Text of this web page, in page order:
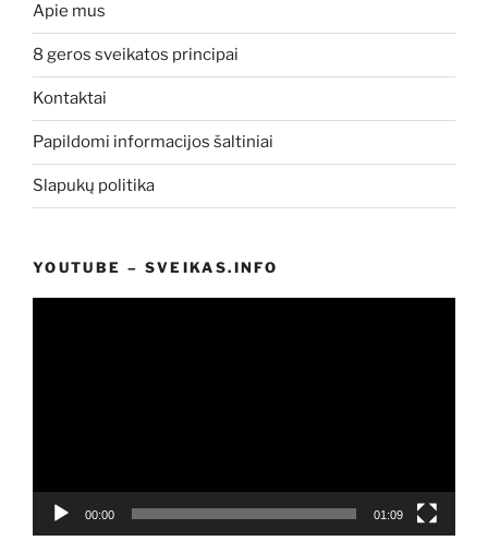
Apie mus
8 geros sveikatos principai
Kontaktai
Papildomi informacijos šaltiniai
Slapukų politika
YOUTUBE – SVEIKAS.INFO
00:00 01:09